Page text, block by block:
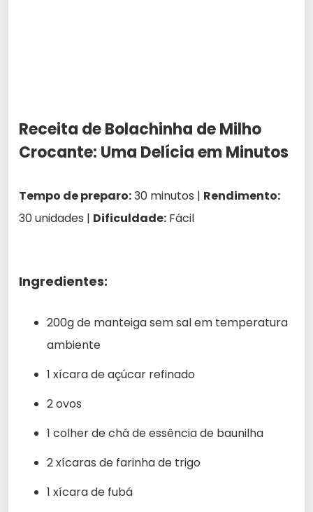
Receita de Bolachinha de Milho
Crocante: Uma Delícia em Minutos
Tempo de preparo:30 minutos | Rendimento:
30 unidades | Dificuldade: Fácil
Ingredientes:
200g de manteiga sem sal em temperatura
ambiente
1 xícara de açúcar refinado
2 ovos
1 colher de chá de essência de baunilha
2 xícaras de farinha de trigo
1 xícara de fubá